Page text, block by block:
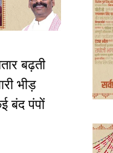
बढ़ती
भीड़
बंद पंपों